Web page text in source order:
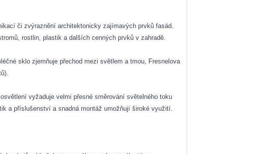
či zvýraznění architektonicky zajímavých prvků fasád.
rostlin, plastik a dalších cenných prvků v zahradě.
sklo zjemňuje přechod mezi světlem a tmou, Fresnelova
vyžaduje velmi přesné směrování světelného toku
a příslušenství a snadná montáž umožňují široké využití.